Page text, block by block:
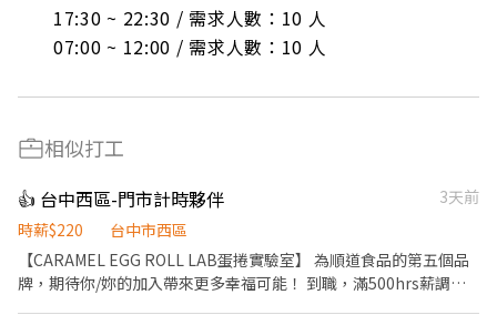
17:30 ~ 22:30 / 需求人數：10 人
07:00 ~ 12:00 / 需求人數：10 人
相似打工
👍 台中西區-門市計時夥伴
3天前
時薪$220
台中市西區
【CARAMEL EGG ROLL LAB蛋捲實驗室】 為順道食品的第五個品
牌，期待你/妳的加入帶來更多幸福可能！ 到職，滿500hrs薪調